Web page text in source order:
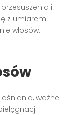
i
z umiarem i
włosów.
ważne